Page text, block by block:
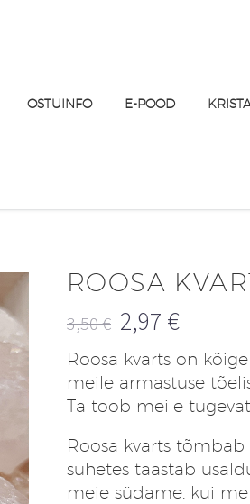
OSTUINFO E-POOD
ROOSA
3,50€
Algne
hind
oli:
3,50 €.
2,97 €
Praegune
hind
on:
2,97 €.
Roosa kvarts on
meile armastuse
Ta toob meile
Roosa kvarts
suhetes taastab
meie südame, kui